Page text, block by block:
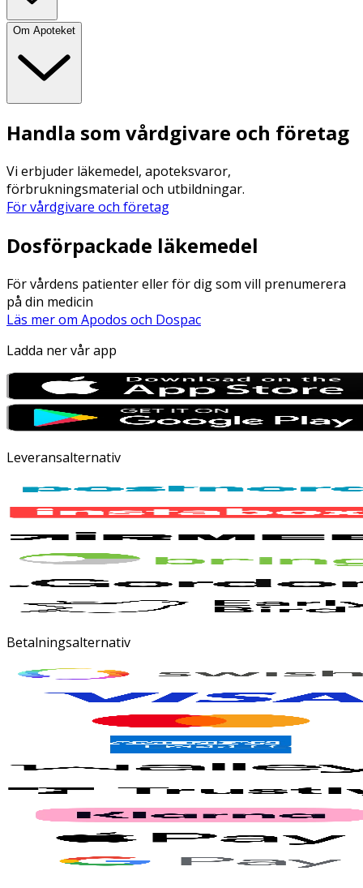
Om Apoteket
Handla som vårdgivare och företag
Vi erbjuder läkemedel, apoteksvaror,
förbrukningsmaterial och utbildningar.
För vårdgivare och företag
Dosförpackade läkemedel
För vårdens patienter eller för dig som vill prenumerera
på din medicin
Läs mer om Apodos och Dospac
Ladda ner vår app
Leveransalternativ
Betalningsalternativ